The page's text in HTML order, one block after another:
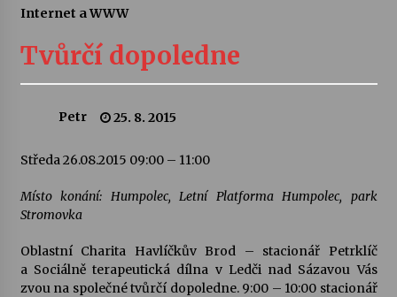
Sukuba Ensemble
4. 8. 2026
Vernisáž výstavy Josefíny Duškové: Stávám se
kapkou
Veselí muzikanti
Pozvánka na integrační festival Quijotova
šedesátka: 28. 7.–1. 8. 2026
Internet a WWW
Tvůrčí dopoledne
Petr 25. 8. 2015
Středa 26.08.2015 09:00 – 11:00
Místo konání: Humpolec, Letní Platforma Humpolec, park
Stromovka
Oblastní Charita Havlíčkův Brod – stacionář Petrklíč
a Sociálně terapeutická dílna v Ledči nad Sázavou Vás
zvou na společné tvůrčí dopoledne. 9:00 – 10:00 stacionář